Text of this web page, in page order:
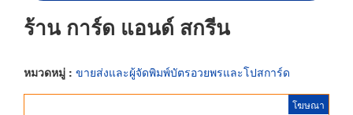
ร้าน การ์ด แอนด์ สกรีน
หมวดหมู่ : ขายส่งและผู้จัดพิมพ์บัตรอวยพรและโปสการ์ด
โฆษณา